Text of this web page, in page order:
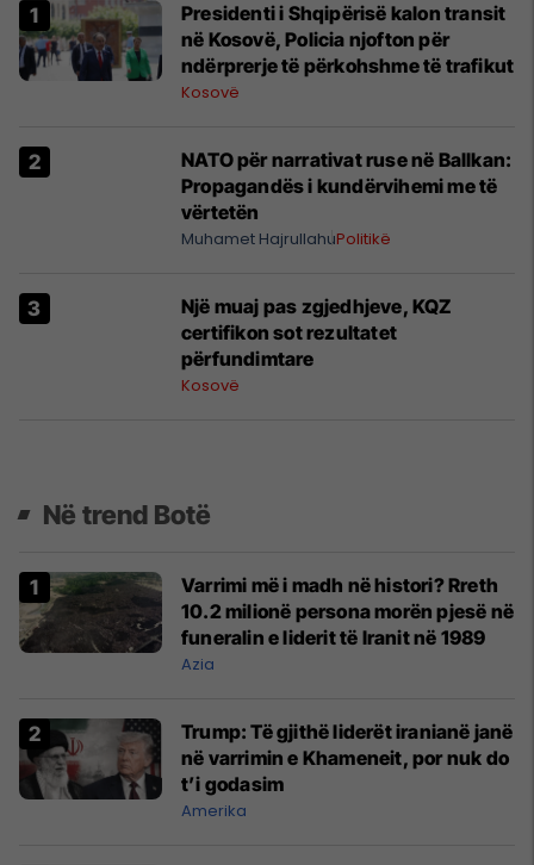
Presidenti i Shqipërisë kalon transit
në Kosovë, Policia njofton për
ndërprerje të përkohshme të trafikut
Kosovë
NATO për narrativat ruse në Ballkan:
Propagandës i kundërvihemi me të
vërtetën
Muhamet HajrullahuPolitikë
Një muaj pas zgjedhjeve, KQZ
certifikon sot rezultatet
përfundimtare
Kosovë
Në trend Botë
Varrimi më i madh në histori? Rreth
10.2 milionë persona morën pjesë në
funeralin e liderit të Iranit në 1989
Azia
Trump: Të gjithë liderët iranianë janë
në varrimin e Khameneit, por nuk do
t’i godasim
Amerika